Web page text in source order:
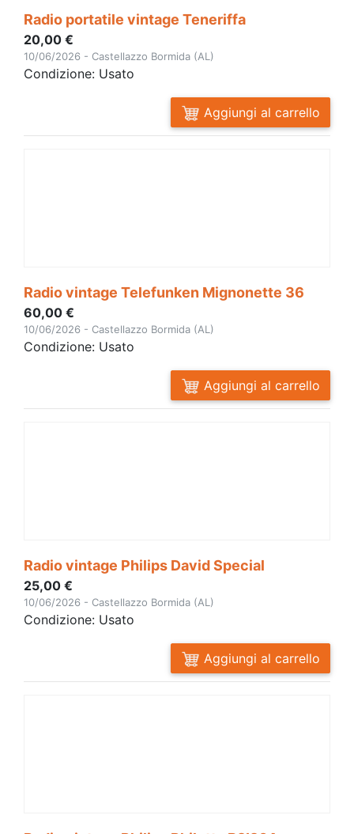
Radio portatile vintage Teneriffa
20,00 €
10/06/2026 - Castellazzo Bormida (AL)
Condizione: Usato
Aggiungi al carrello
Radio vintage Telefunken Mignonette 36
60,00 €
10/06/2026 - Castellazzo Bormida (AL)
Condizione: Usato
Aggiungi al carrello
Radio vintage Philips David Special
25,00 €
10/06/2026 - Castellazzo Bormida (AL)
Condizione: Usato
Aggiungi al carrello